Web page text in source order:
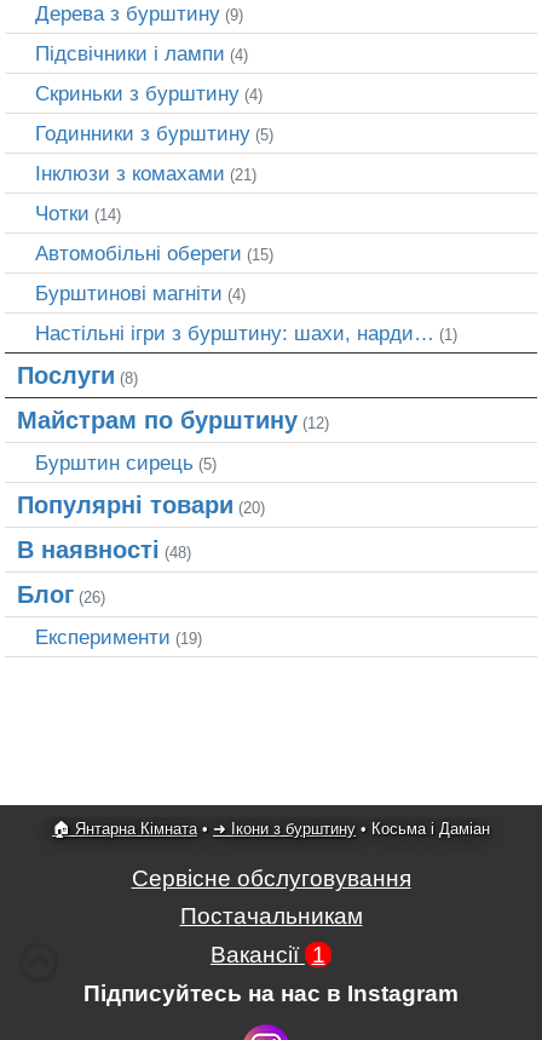
Дерева з бурштину (9)
Підсвічники і лампи (4)
Скриньки з бурштину (4)
Годинники з бурштину (5)
Інклюзи з комахами (21)
Чотки (14)
Автомобільні обереги (15)
Бурштинові магніти (4)
Настільні ігри з бурштину: шахи, нарди… (1)
Послуги (8)
Майстрам по бурштину (12)
Бурштин сирець (5)
Популярні товари (20)
В наявності (48)
Блог (26)
Експерименти (19)
🏠 Янтарна Кімната• ➜ Ікони з бурштину • Косьма і Даміан
Сервісне обслуговування
Постачальникам
Вакансії 1
Підписуйтесь на нас в Instagram